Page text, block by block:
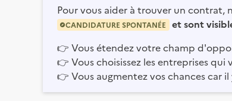
Pour vous aider à trouver un contrat,
CANDIDATURE SPONTANÉE
et sont
👉 Vous étendez votre champ
👉 Vous choisissez les entreprises qui
👉 Vous augmentez vos chances car